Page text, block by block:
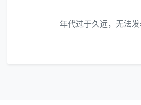
年代过于久远，无法